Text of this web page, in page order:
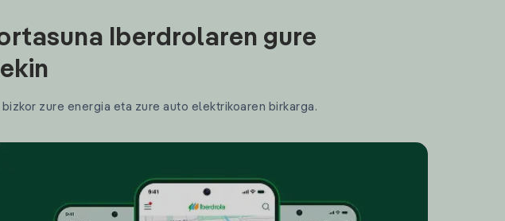
Iberdrolaren gure
zure energia eta zure auto elektrikoaren birkarga.